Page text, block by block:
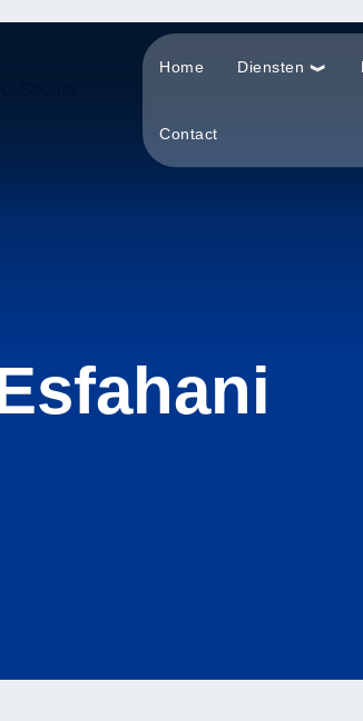
Home Diensten
Contact
Esfahani